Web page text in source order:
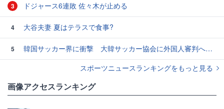
3 ドジャース6連敗 佐々木が止める
4 大谷夫妻 夏はテラスで食事?
5
韓国サッカー界に衝撃 大韓サッカー協会に外国人審判への“性的接待”疑惑 韓国メディアが報道
スポーツニュースランキングをもっと見る
画像アクセスランキング